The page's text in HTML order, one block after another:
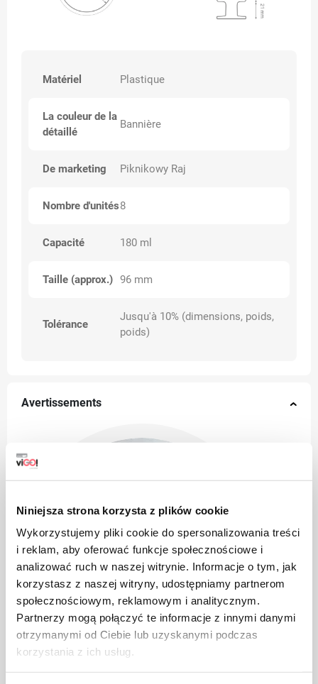
Niniejsza strona korzysta z plików cookie
Wykorzystujemy pliki cookie do spersonalizowania treści
i reklam, aby oferować funkcje społecznościowe i
analizować ruch w naszej witrynie. Informacje o tym, jak
korzystasz z naszej witryny, udostępniamy partnerom
społecznościowym, reklamowym i analitycznym.
Partnerzy mogą połączyć te informacje z innymi danymi
otrzymanymi od Ciebie lub uzyskanymi podczas
korzystania z ich usług.
Matériel Plastique
La couleur de la
détaillé
Bannière
De marketing Piknikowy Raj
Nombre d'unités8
Capacité 180 ml
Taille (approx.) 96 mm
Tolérance
Jusqu'à 10% (dimensions, poids,
poids)
Avertissements